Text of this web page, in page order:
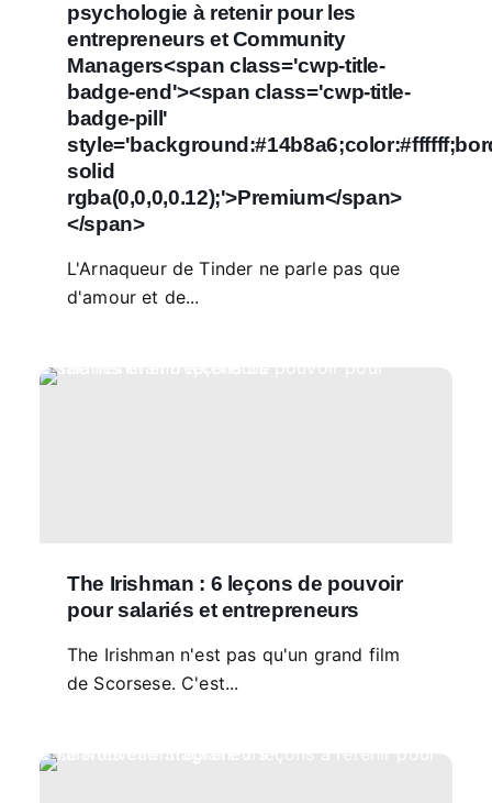
psychologie à retenir pour les
entrepreneurs et Community
Managers<span class='cwp-title-
badge-end'><span class='cwp-title-
badge-pill'
solid
rgba(0,0,0,0.12);'>Premium</span>
</span>
L'Arnaqueur de Tinder ne parle pas que
d'amour et de...
The Irishman : 6 leçons de pouvoir
pour salariés et entrepreneurs
The Irishman n'est pas qu'un grand film
de Scorsese. C'est...